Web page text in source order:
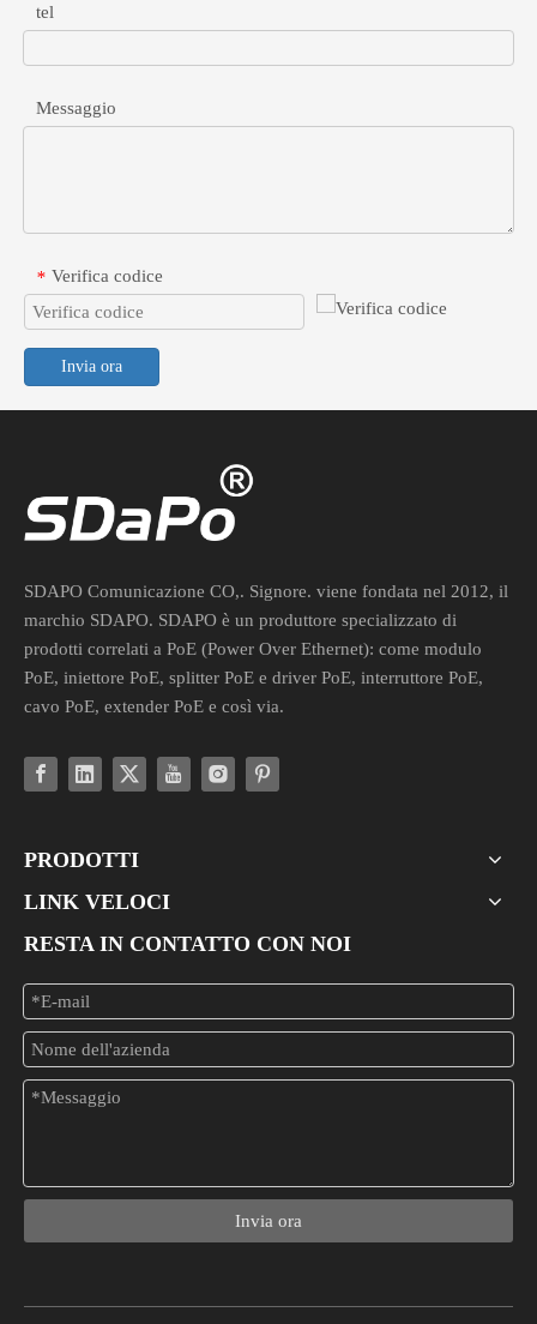
Collega in modo sicuro dispositivi passivi da 24 V a interruttori
Integra in modo sicuro i dispositivi legacy non PoE nella tua rete
tel
Messaggio
* Verifica codice
Invia ora
SDAPO Comunicazione CO,. Signore. viene fondata nel 2012, il
marchio SDAPO. SDAPO è un produttore specializzato di
prodotti correlati a PoE (Power Over Ethernet): come modulo
PoE, iniettore PoE, splitter PoE e driver PoE, interruttore PoE,
cavo PoE, extender PoE e così via.
PRODOTTI
LINK VELOCI
RESTA IN CONTATTO CON NOI
Invia ora